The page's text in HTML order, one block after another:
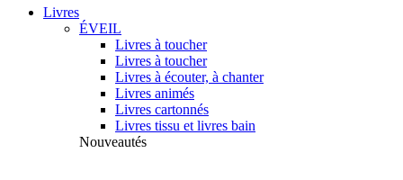
Livres
ÉVEIL
Livres à toucher
Livres à toucher
Livres à écouter, à chanter
Livres animés
Livres cartonnés
Livres tissu et livres bain
Nouveautés